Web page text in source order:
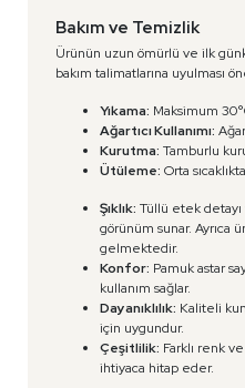
Bakım ve Temizlik
Ürünün uzun ömürlü ve ilk
bakım talimatlarına uyulması
Yıkama: Maksimum
Ağartıcı Kullanımı:
Kurutma: Tamburlu
Ütüleme: Orta
Şıklık: Tüllü etek detayı
görünüm sunar. Ayrıca
gelmektedir.
Konfor: Pamuk astar
kullanım sağlar.
Dayanıklılık: Kaliteli
için uygundur.
Çeşitlilik: Farklı renk
ihtiyaca hitap eder.